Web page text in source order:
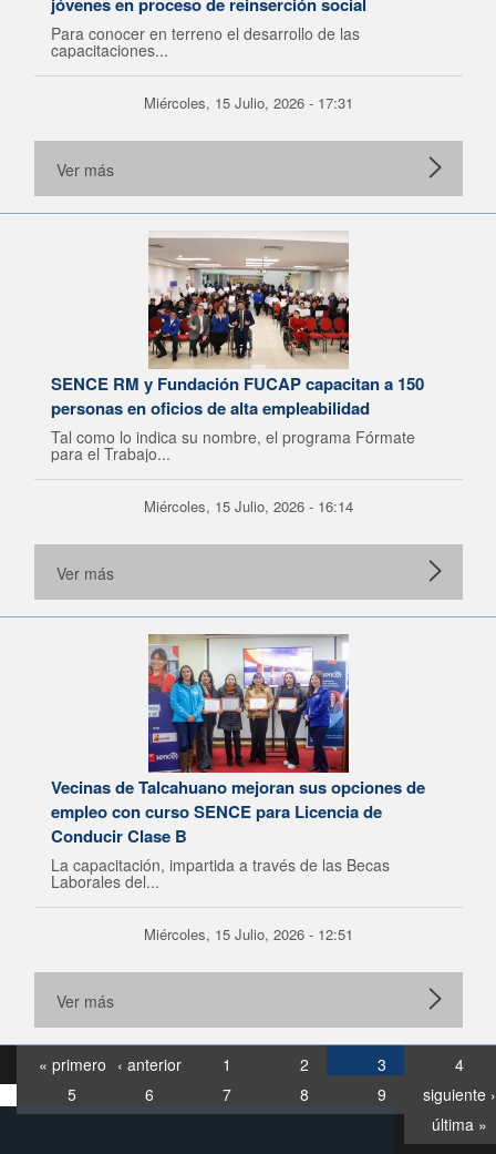
Para conocer en terreno el desarrollo de las
capacitaciones...
Miércoles, 15 Julio, 2026 - 17:31
Ver más
SENCE RM y Fundación FUCAP capacitan a 150
personas en oficios de alta empleabilidad
Tal como lo indica su nombre, el programa Fórmate
para el Trabajo...
Miércoles, 15 Julio, 2026 - 16:14
Ver más
Vecinas de Talcahuano mejoran sus opciones de
empleo con curso SENCE para Licencia de
Conducir Clase B
La capacitación, impartida a través de las Becas
Laborales del...
Miércoles, 15 Julio, 2026 - 12:51
Ver más
« primero ‹ anterior 1 2 3
4
5
6 7 8 9
siguiente ›
última »